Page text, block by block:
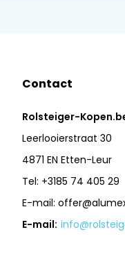
Contact
Rolsteiger-
Leerlooierstraat 30
4871 EN Etten-Leur
Tel: +3185 74 405 29
E-mail:
E-mail: